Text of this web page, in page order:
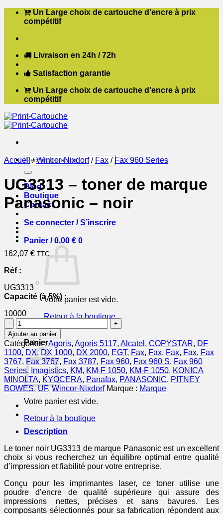
Passer Un Large choix de cartouche d'encre à prix
compétitif
Livraison en 24h / 72h
Satisfaction garantie
Un Large choix de cartouche d'encre à prix
compétitif
Recherche
pour :
Blog
Boutique
Contact
Se connecter / S’inscrire
Panier /0,00 € 0
Votre panier est vide.
Retour à la boutique
0
Panier
Votre panier est vide.
Retour à la boutique
Accueil / Wincor-Nixdorf / Fax / Fax 960 Series
UG3313 – toner de marque
Panasonic – noir
162,07 € TTC
Réf :
UG3313
Capacité (à 5%) :
10000
quantité
de
UG3313
-
toner
de
marque
Panasonic
-
noir
Ajouter au panier
Catégories :Agoris, Agoris 5117, Alcatel , COPYSTAR, DF
1100, DX,DX 1000, DX 2000, EGT, Fax, Fax, Fax, Fax, Fax
3767, Fax 3767, Fax 3787, Fax 960, Fax 960 S, Fax 960
Series, Imagistics, KM, KM-F 1050, KM-F 1050, KONICA
MINOLTA, KYOCERA, Panafax, PANASONIC, PITNEY
BOWES,UF,Wincor-Nixdorf Marque : Marque
Description
Le toner noir UG3313 de marque Panasonic est un excellent
choix si vous recherchez un équilibre optimal entre qualité
d’impression et fiabilité pour votre entreprise.
Conçu pour les imprimantes laser, ce toner utilise une
poudre d’encre de qualité supérieure qui assure des
impressions nettes, précises et sans bavures. Les
composants sélectionnés pour sa fabrication répondent aux